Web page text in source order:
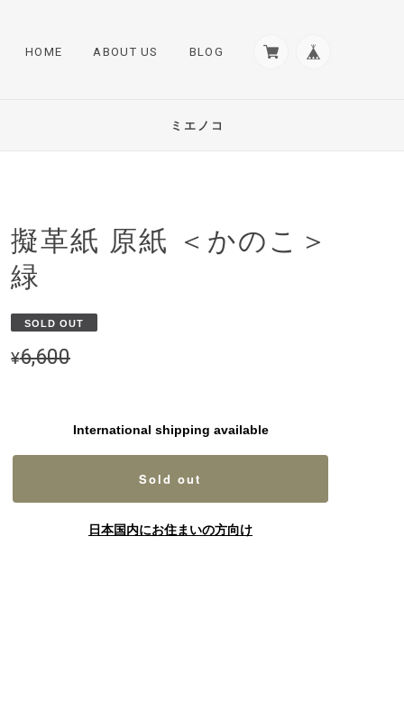
HOME ABOUT US BLOG
ミエノコ
擬革紙 原紙 ＜かのこ＞
緑
SOLD OUT
¥6,600
International shipping available
Sold out
日本国内にお住まいの方向け